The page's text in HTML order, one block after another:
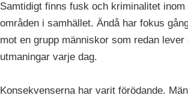
Samtidigt finns fusk och kriminalitet inom
områden i samhället. Ändå har fokus
mot en grupp människor som redan lever
utmaningar varje dag.
Konsekvenserna har varit förödande.